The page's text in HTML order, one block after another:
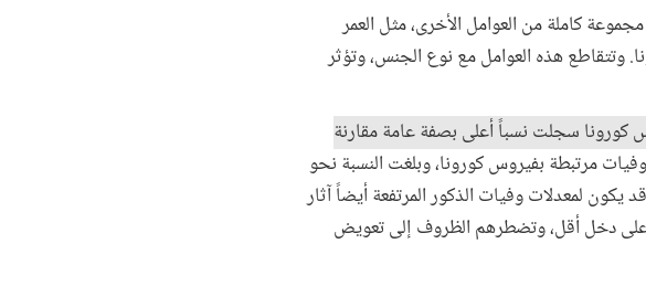
كاملة من العوامل الأخرى، مثل العمر
وتتقاطع هذه العوامل مع نوع الجنس، وتؤثر
كورونا سجلت نسباً أعلى بصفة عامة مقارنة
ففي منطقة جنوب آسيا، كان الرجال يشكلون أكثر من 3 وفيات من بين 4 وفيات مرتبطة بفيروس كورونا، وبلغت النسبة نحو
وشمال أفريقيا. قد يكون لمعدلات وفيات الذكور المرتفعة أيضاً آثار
على دخل أقل، وتضطرهم الظروف إلى تعويض